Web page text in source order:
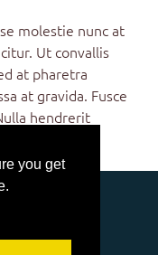
you get
molestie nunc at
Ut convallis
at pharetra
at gravida. Fusce
hendrerit